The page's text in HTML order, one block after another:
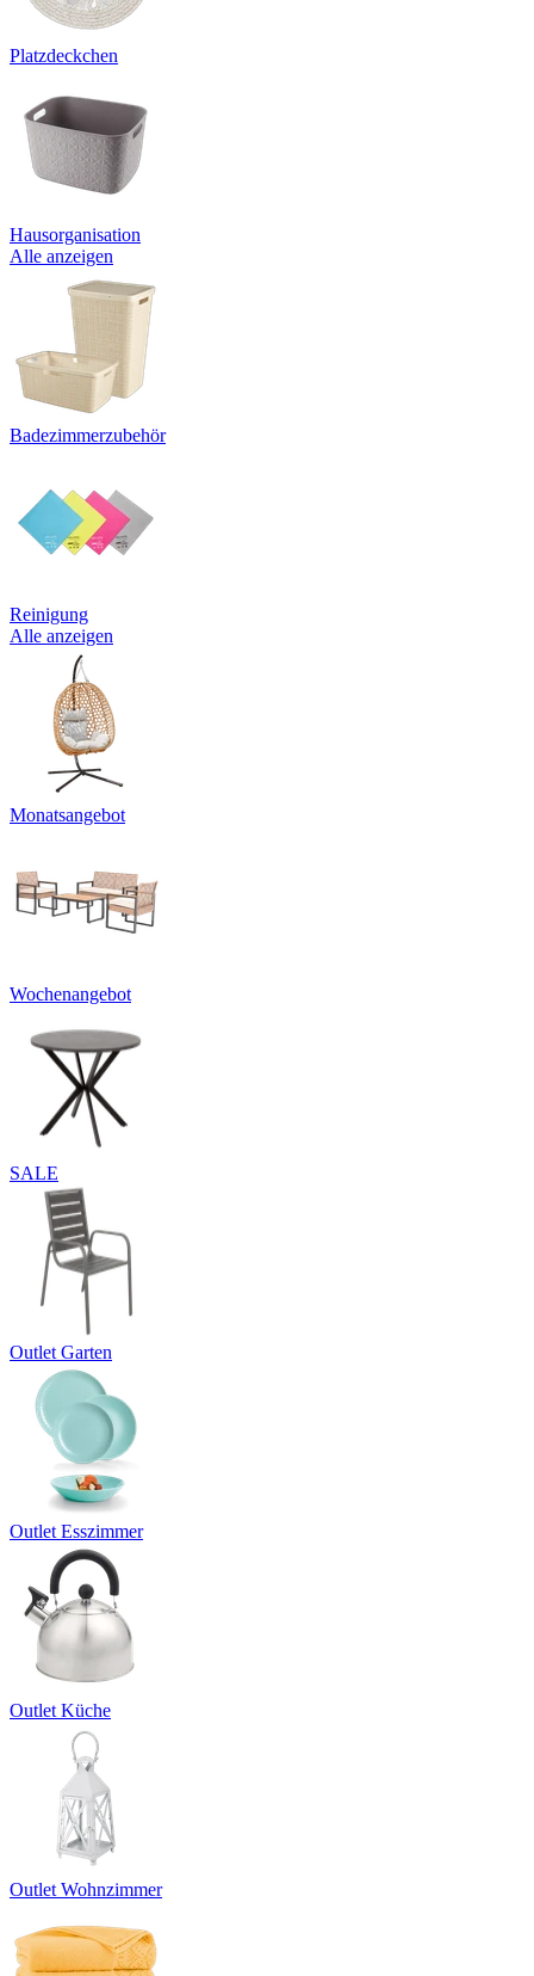
Platzdeckchen
Hausorganisation
Alle anzeigen
Badezimmerzubehör
Reinigung
Alle anzeigen
Monatsangebot
Wochenangebot
SALE
Outlet Garten
Outlet Esszimmer
Outlet Küche
Outlet Wohnzimmer